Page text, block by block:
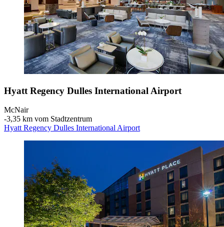
Hyatt Regency Dulles International Airport
McNair
‐3,35 km vom Stadtzentrum
Hyatt Regency Dulles International Airport